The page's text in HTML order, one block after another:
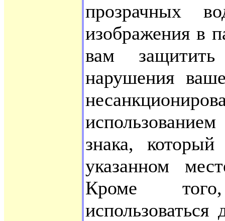
прозрачных
изображения в
вам
нарушения
знака,
указанном
Кроме